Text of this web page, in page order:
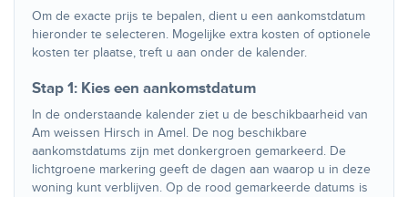
Om de exacte prijs te bepalen, dient u een aankomstdatum
hieronder te selecteren. Mogelijke extra kosten of optionele
kosten ter plaatse, treft u aan onder de kalender.
Stap 1: Kies een aankomstdatum
In de onderstaande kalender ziet u de beschikbaarheid van
Am weissen Hirsch in Amel. De nog beschikbare
aankomstdatums zijn met donkergroen gemarkeerd. De
lichtgroene markering geeft de dagen aan waarop u in deze
woning kunt verblijven. Op de rood gemarkeerde datums is